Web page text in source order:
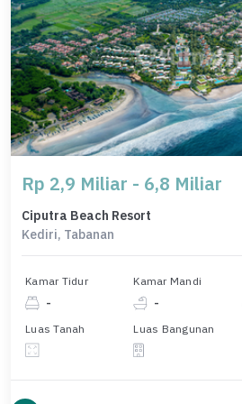
Rp 2,9 Miliar - 6,8 Miliar
Ciputra Beach Resort
Kediri, Tabanan
Kamar Tidur
-
Kamar Mandi
-
Luas Tanah Luas Bangunan